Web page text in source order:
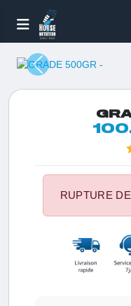
RUPTURE